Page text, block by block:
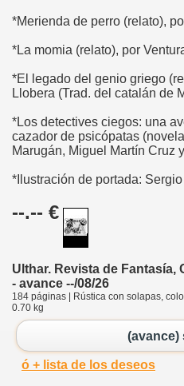
*Merienda de perro (relato),
*La momia (relato), por
*El legado del genio griego
Llobera (Trad. del catalán de
*Los detectives ciegos: una
cazador de psicópatas
Marugán, Miguel Martín Cruz
*Ilustración de portada:
--.-- €
Ulthar. Revista de Fantasía,
- avance --/08/26
184 páginas | Rústica con solapas,
0.70 kg
(avance)
ó + lista de los deseos